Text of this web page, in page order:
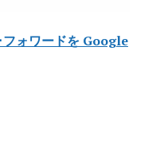
ォワードを Google